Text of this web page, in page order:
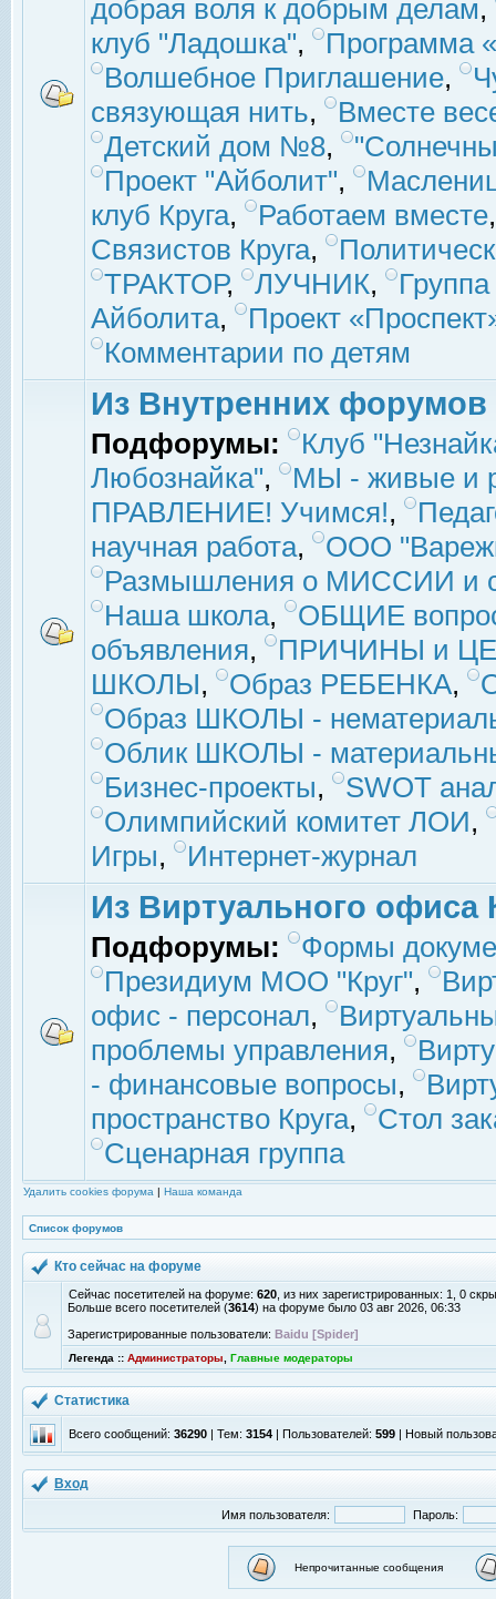
добрая воля к добрым делам,
клуб "Ладошка",
Программа
Волшебное Приглашение,
связующая нить,
Вместе
Детский дом №8,
Проект "Айболит",
клуб Круга, Работаем вместе
Связистов Круга,
ТРАКТОР, ЛУЧНИК,
Айболита,
Проект
Комментарии по детям
Из Внутренних форумов
Подфорумы:
Клуб
Любознайка",
МЫ - живые и
ПРАВЛЕНИЕ! Учимся!,
научная работа,
ООО
Размышления о МИССИИ и
Наша школа,
ОБЩИЕ
объявления,
ПРИЧИНЫ и
ШКОЛЫ, Образ РЕБЕНКА,
Образ ШКОЛЫ -
Облик ШКОЛЫ -
Бизнес-проекты,
SWOT
Олимпийский комитет ЛОИ,
Игры, Интернет-журнал
Из Виртуального офиса
Подфорумы:
Формы
Президиум МОО "Круг",
офис - персонал,
проблемы управления,
- финансовые вопросы,
пространство Круга,
Стол
Сценарная группа
Удалить cookies форума | Наша команда
Список форумов
Кто сейчас на форуме
Сейчас посетителей на форуме: 620 , из них зарегистрированных: 1, 0
Больше всего посетителей (3614) на форуме было 03 авг 2026, 06:33
Зарегистрированные пользователи: Baidu [Spider]
Легенда :: Администраторы Главные модераторы
Статистика
Всего сообщений: 36290 | Тем: 3154 | Пользователей: 599 | Новый
Вход
Имя пользователя: Пароль:
Непрочитанные сообщения